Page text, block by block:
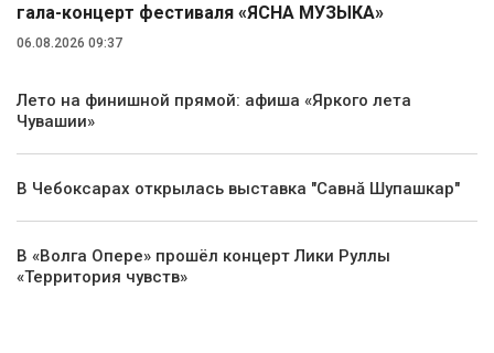
гала-концерт фестиваля «ЯСНА МУЗЫКА»
06.08.2026 09:37
Лето на финишной прямой: афиша «Яркого лета
Чувашии»
В Чебоксарах открылась выставка "Савнă Шупашкар"
В «Волга Опере» прошёл концерт Лики Руллы
«Территория чувств»